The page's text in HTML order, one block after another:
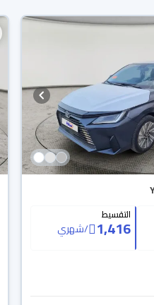
التقسيط
1,416
/شهري